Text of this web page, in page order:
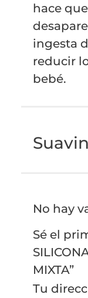
hace
ingesta
reducir
bebé.
No hay
Sé el
MIXTA”
Tu